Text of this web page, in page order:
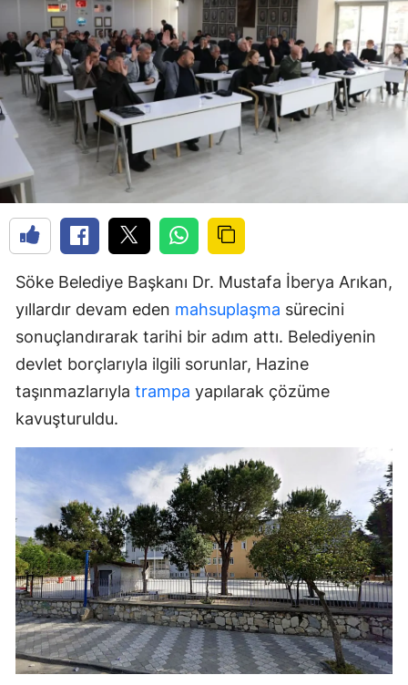
Söke Belediye Başkanı Dr. Mustafa İberya Arıkan,
yıllardır devam eden mahsuplaşma sürecini
sonuçlandırarak tarihi bir adım attı. Belediyenin
devlet borçlarıyla ilgili sorunlar, Hazine
taşınmazlarıyla trampa yapılarak çözüme
kavuşturuldu.